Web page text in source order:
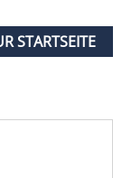
STARTSEITE